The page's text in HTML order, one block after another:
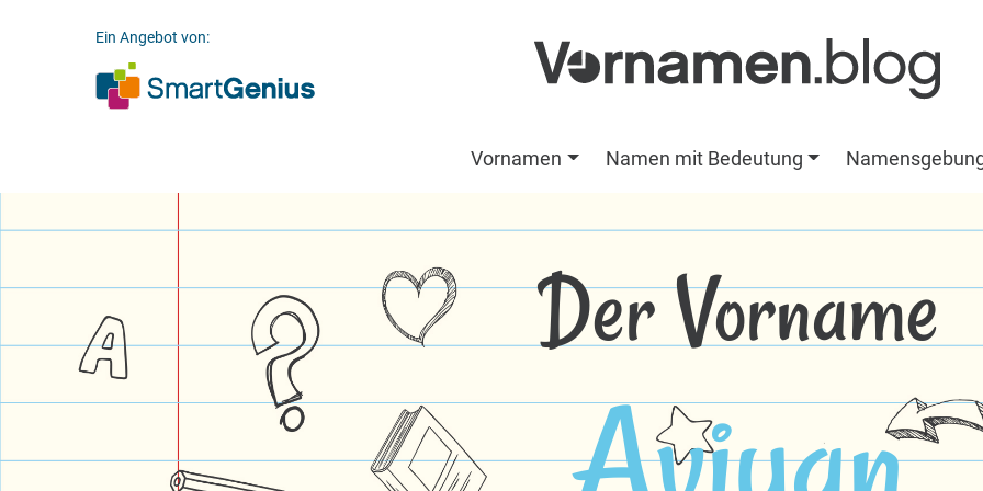
Ein Angebot von:
Vornamen Namen mit Bedeutung
Der Vorname